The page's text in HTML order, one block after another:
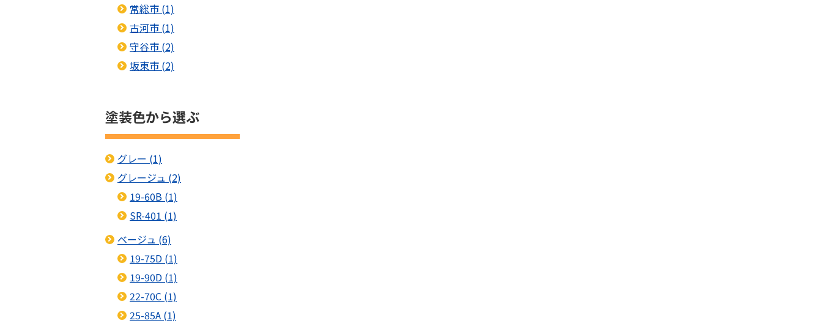
常総市 (1)
古河市 (1)
守谷市 (2)
坂東市 (2)
塗装色から選ぶ
グレー (1)
グレージュ (2)
19-60B (1)
SR-401 (1)
ベージュ (6)
19-75D (1)
19-90D (1)
22-70C (1)
25-85A (1)